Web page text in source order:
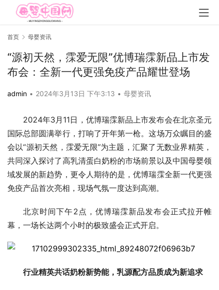
首页 母婴资讯
“源初天然，霂爱无限”优博瑞霂新品上市发
布会：全新一代更强免疫产品耀世登场
admin • 2024年3月13日 下午3:13 • 母婴资讯
2024年3月11日，优博瑞霂新品上市发布会在北京圣元
国际总部圆满举行，打响了开年第一枪。这场万众瞩目的盛
会以“源初天然，霂爱无限”为主题，汇聚了无数业界精英，
共同深入探讨了高乳清蛋白奶粉的市场前景以及中国母婴领
域发展的新趋势，更令人期待的是，优博瑞霂全新一代更强
免疫产品首次亮相，现场气氛一度达到高潮。
北京时间下午2点，优博瑞霂新品发布会正式拉开帷
幕，一场长达两个小时的极致盛会正式开启。
行业精英共话奶粉新势能，乳源配方品质成为新追求